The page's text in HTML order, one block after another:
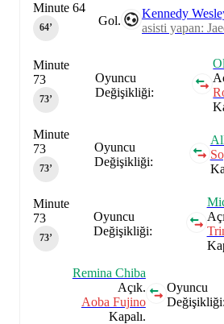
Gol.
Kennedy
asisti yapan:
Minute 64
64‎’‎
Oyuncu
Değişikliği:
Minute
73
73‎’‎
Oyuncu
Değişikliği:
Minute
73
73‎’‎
Oyuncu
Değişikliği:
Minute
73
73‎’‎
Oyuncu
Değişikliği:
Remina Chiba
Açık.
Aoba Fujino
Kapalı.